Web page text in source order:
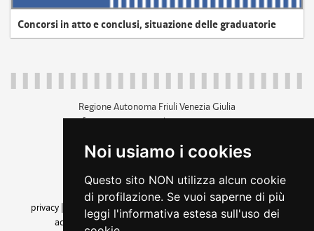
Noi usiamo i cookies
Questo sito NON utilizza alcun cookie
di profilazione. Se vuoi saperne di più
leggi l'informativa estesa sull'uso dei
Concorsi in atto e conclusi, situazione delle graduatorie
Regione Autonoma Friuli Venezia Giulia
c.f. 80014930327; p.iva 00526040324
+39 040 3771111
amministrazione trasparente
privacy
cookie |note legali accessibilità
dichiarazione di
accessibilità| feedback cambio preferenze cookie